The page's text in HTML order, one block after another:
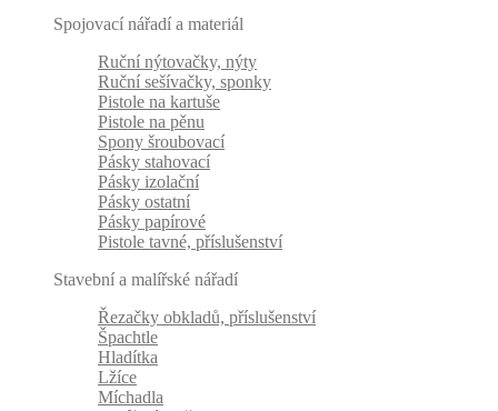
Spojovací nářadí a materiál
Ruční nýtovačky, nýty
Ruční sešívačky, sponky
Pistole na kartuše
Pistole na pěnu
Spony šroubovací
Pásky stahovací
Pásky izolační
Pásky ostatní
Pásky papírové
Pistole tavné, příslušenství
Stavební a malířské nářadí
Řezačky obkladů, příslušenství
Špachtle
Hladítka
Lžíce
Míchadla